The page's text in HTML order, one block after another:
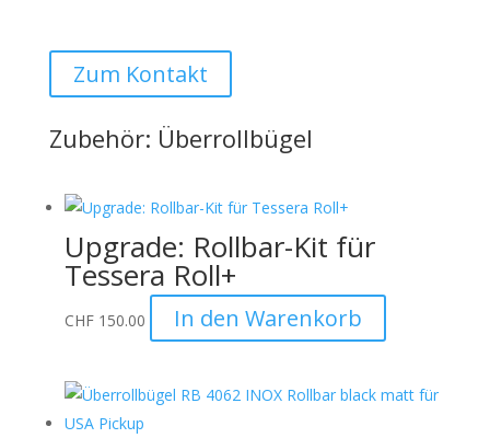
Zum Kontakt
Zubehör: Überrollbügel
Upgrade: Rollbar-Kit für
Tessera Roll+
CHF150.00 In den Warenkorb